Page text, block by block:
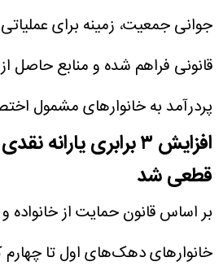
جوانی جمعیت، زمینه برای
قانونی فراهم شده و منابع حاصل
پردرآمد به خانوارهای مشمول
افزایش ۳ برابری
قطعی شد
بر اساس قانون حمایت از خانواده
خانوارهای دهک‌های اول تا